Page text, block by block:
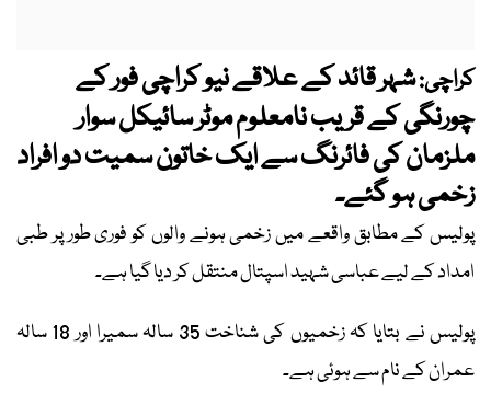
کراچی:شہر قائد کے علاقے نیو کراچی فور کے
چورنگی کے قریب نامعلوم موٹر سائیکل سوار
ملزمان کی فائرنگ سے ایک خاتون سمیت دو افراد
زخمی ہو گئے۔
پولیس کے مطابق واقعے میں زخمی ہونے والوں کو فوری طور پر طبی
امداد کے لیے عباسی شہید اسپتال منتقل کر دیا گیا ہے۔
پولیس نے بتایا کہ زخمیوں کی شناخت 35 سالہ سمیرا اور 18 سالہ
عمران کے نام سے ہوئی ہے۔